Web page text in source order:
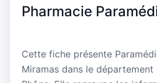
Pharmacie
Cette fiche présente
Miramas dans le département